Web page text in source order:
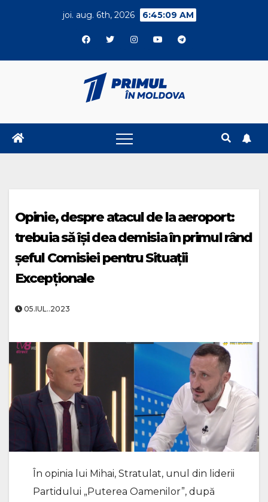
joi. aug. 6th, 2026 6:45:09 AM
Opinie, despre atacul de la aeroport:
trebuia să își dea demisia în primul rând
șeful Comisiei pentru Situații
Excepționale
05.IUL..2023
În opinia lui Mihai, Stratulat, unul din liderii
Partidului „Puterea Oamenilor”, după